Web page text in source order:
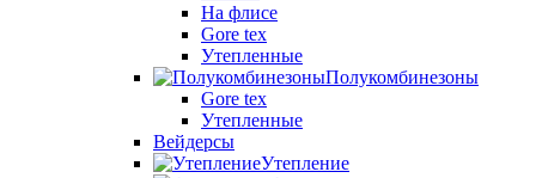
На флисе
Gore tex
Утепленные
Полукомбинезоны
Gore tex
Утепленные
Вейдерсы
Утепление